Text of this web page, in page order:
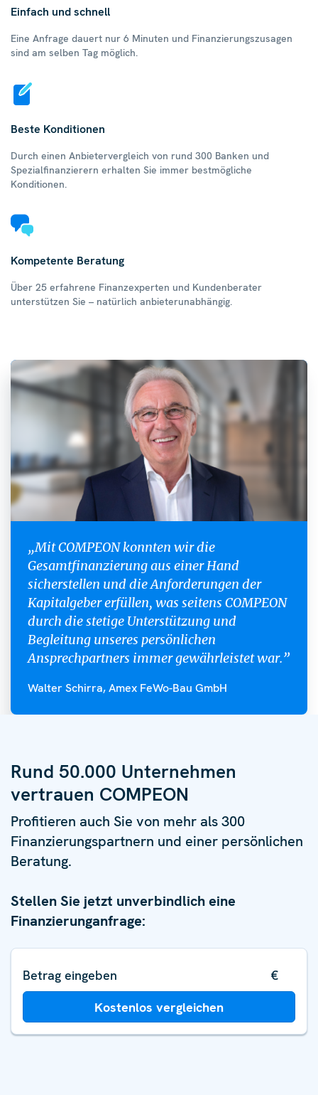
Einfach und schnell
Eine Anfrage dauert nur 6 Minuten und Finanzierungszusagen
sind am selben Tag möglich.
Beste Konditionen
Durch einen Anbietervergleich von rund 300 Banken und
Spezialfinanzierern erhalten Sie immer bestmögliche
Konditionen.
Kompetente Beratung
Über 25 erfahrene Finanzexperten und Kundenberater
unterstützen Sie – natürlich anbieterunabhängig.
„Mit COMPEON konnten wir die
Gesamtfinanzierung aus einer Hand
sicherstellen und die Anforderungen der
Kapitalgeber erfüllen, was seitens COMPEON
durch die stetige Unterstützung und
Begleitung unseres persönlichen
Ansprechpartners immer gewährleistet war.”
Walter Schirra, Amex FeWo-Bau GmbH
Rund 50.000 Unternehmen
vertrauen COMPEON
Profitieren auch Sie von mehr als 300
Finanzierungspartnern und einer persönlichen
Beratung.
Stellen Sie jetzt unverbindlich eine
Finanzierunganfrage:
€
Kostenlos vergleichen